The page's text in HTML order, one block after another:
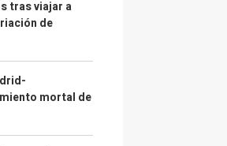
tras viajar a
de
mortal de